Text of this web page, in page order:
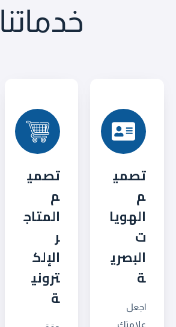
خدماتنا
تصمي
م
الهويا
ت
البصري
ة
اجعل
علامتك
تصمي
م
المتاج
ر
الإلك
تروني
ة